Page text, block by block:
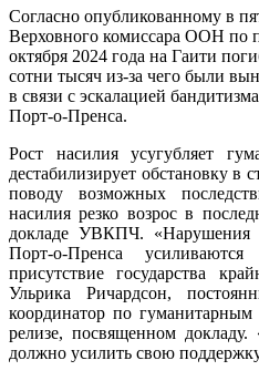
Согласно опубликованному в
Верховного комиссара ООН по
октября 2024 года на Гаити
сотни тысяч из-за чего были
в связи с эскалацией
Порт-о-Пренса.
Рост насилия усугубляет
дестабилизирует обстановку в
поводу возможных
насилия резко возрос в
докладе УВКПЧ. «Нарушения
Порт-о-Пренса
присутствие государства
Ульрика Ричардсон,
координатор по
релизе, посвященном
должно усилить свою